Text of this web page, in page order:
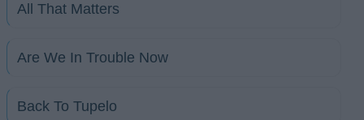
All That Matters
Are We In Trouble Now
Back To Tupelo